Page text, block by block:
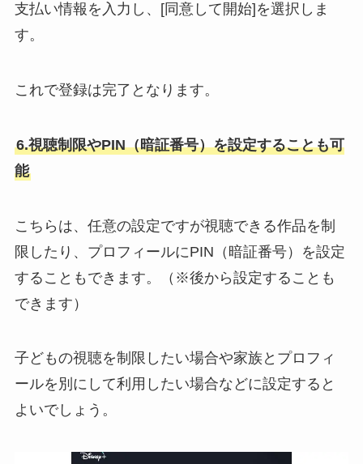
支払い情報を入力し、[同意して開始]を選択しま
す。
これで登録は完了となります。
6.視聴制限やPIN（暗証番号）を設定することも可
能
こちらは、任意の設定ですが視聴できる作品を制
限したり、プロフィールにPIN（暗証番号）を設定
することもできます。（※後から設定することも
できます）
子どもの視聴を制限したい場合や家族とプロフィ
ールを別にして利用したい場合などに設定すると
よいでしょう。